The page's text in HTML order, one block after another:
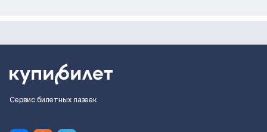
Сервис билетных лазеек